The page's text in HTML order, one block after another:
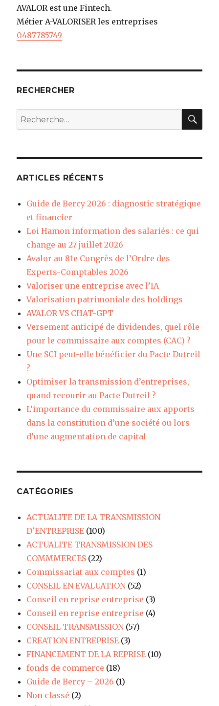
AVALOR est une Fintech.
Métier A-VALORISER les entreprises
0487785749
RECHERCHER
Recherche
pour
ARTICLES RÉCENTS
Guide de Bercy 2026 : diagnostic stratégique
et financier
Loi Hamon information des salariés : ce qui
change au 27 juillet 2026
Avalor au 81e Congrès de l’Ordre des
Experts-Comptables 2026
Valoriser une entreprise avec l’IA
Valorisation patrimoniale des holdings
AVALOR VS CHAT-GPT
Versement anticipé de dividendes, quel rôle
pour le commissaire aux comptes (CAC) ?
Une SCI peut-elle bénéficier du Pacte Dutreil
?
Optimiser la transmission d’entreprises,
quand recourir au Pacte Dutreil ?
L’importance du commissaire aux apports
dans la constitution d’une société ou lors
d’une augmentation de capital
CATÉGORIES
ACTUALITE DE LA TRANSMISSION
D'ENTREPRISE (100)
ACTUALITE TRANSMISSION DES
COMMMERCES (22)
Commissariat aux comptes (1)
CONSEIL EN EVALUATION(52)
Conseil en reprise entreprise (3)
Conseil en reprise entreprise (4)
CONSEIL TRANSMISSION(57)
CREATION ENTREPRISE (3)
FINANCEMENT DE LA REPRISE (10)
fonds de commerce (18)
Guide de Bercy – 2026 (1)
Non classé (2)